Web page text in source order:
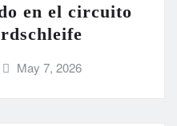
en el circuito
May 7, 2026